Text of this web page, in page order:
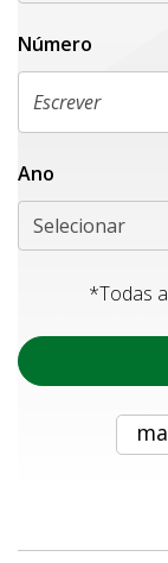
Número
Ano
Selecionar
*Todas